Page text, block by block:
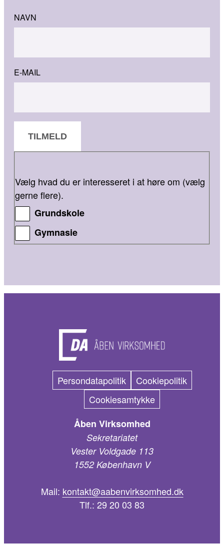
NAVN
E-MAIL
TILMELD
Vælg hvad du er interesseret i at høre om (vælg
gerne flere).
Grundskole
Gymnasie
Persondatapolitik
Cookiepolitik
Cookiesamtykke
Åben Virksomhed
Sekretariatet
Vester Voldgade 113
1552 København V
Mail: kontakt@aabenvirksomhed.dk
Tlf.: 29 20 03 83